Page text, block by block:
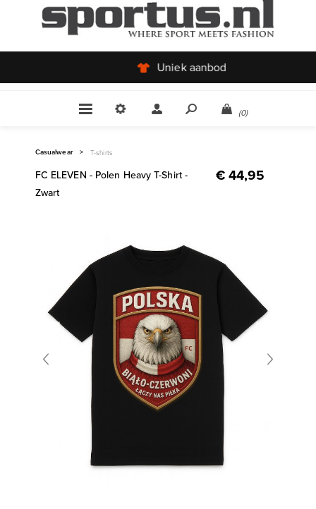
Uniek aanbod
(0)
Casualwear > T-shirts
FC ELEVEN - Polen Heavy T-Shirt -
Zwart
€ 44,95